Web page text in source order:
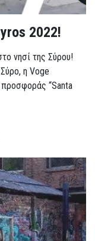
2022!
νησί της Σύρου!
η Voge
προσφοράς “Santa